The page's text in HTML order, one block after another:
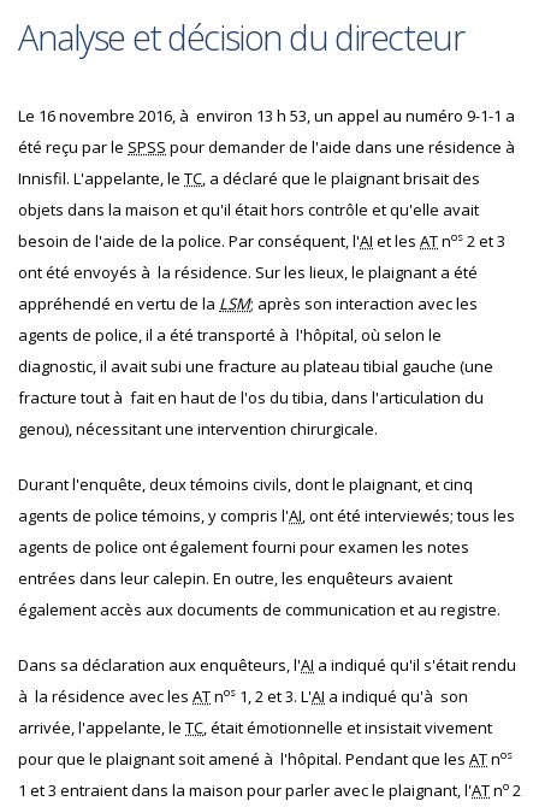
Analyse et décision du directeur
Le 16 novembre 2016, à environ 13 h 53, un appel au numéro 9-1-1 a
été reçu par le SPSS pour demander de l'aide dans une résidence à
Innisfil. L'appelante, le TC, a déclaré que le plaignant brisait des
objets dans la maison et qu'il était hors contrôle et qu'elle avait
besoin de l'aide de la police. Par conséquent, l'AI et les ATnos 2 et 3
ont été envoyés à la résidence. Sur les lieux, le plaignant a été
appréhendé en vertu de la LSM; après son interaction avec les
agents de police, il a été transporté à l'hôpital, où selon le
diagnostic, il avait subi une fracture au plateau tibial gauche (une
fracture tout à fait en haut de l'os du tibia, dans l'articulation du
genou), nécessitant une intervention chirurgicale.
Durant l'enquête, deux témoins civils, dont le plaignant, et cinq
agents de police témoins, y compris l'AI, ont été interviewés; tous les
agents de police ont également fourni pour examen les notes
entrées dans leur calepin. En outre, les enquêteurs avaient
également accès aux documents de communication et au registre.
Dans sa déclaration aux enquêteurs, l'AI a indiqué qu'il s'était rendu
à la résidence avec les ATnos 1, 2 et 3. L'AI a indiqué qu'à son
arrivée, l'appelante, le TC, était émotionnelle et insistait vivement
pour que le plaignant soit amené à l'hôpital. Pendant que les ATnos
1 et 3 entraient dans la maison pour parler avec le plaignant, l'ATno 2